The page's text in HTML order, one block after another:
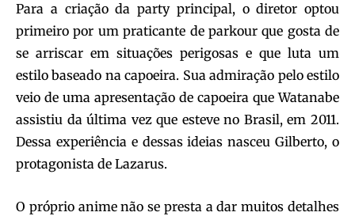
Para a criação da party principal, o diretor optou
primeiro por um praticante de parkour que gosta de
se arriscar em situações perigosas e que luta um
estilo baseado na capoeira. Sua admiração pelo estilo
veio de uma apresentação de capoeira que Watanabe
assistiu da última vez que esteve no Brasil, em 2011.
Dessa experiência e dessas ideias nasceu Gilberto, o
protagonista de Lazarus.
O próprio anime não se presta a dar muitos detalhes